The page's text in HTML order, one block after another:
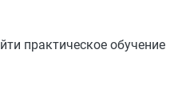
практическое обучение